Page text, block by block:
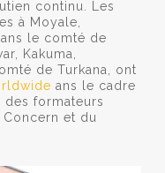
continu. Les
à Moyale,
le comté de
Kakuma,
de Turkana, ont
ans le cadre
des formateurs
Concern et du